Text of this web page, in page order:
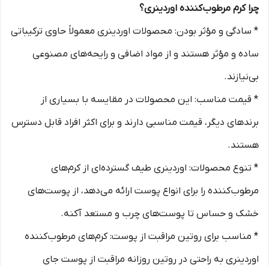
چرا کرم مرطوب‌کننده اوردینری؟
* سادگی و مؤثر بودن: محصولات اوردینری معمولاً حاوی ترکیباتی
ساده و مؤثر هستند و از مواد اضافی و رایحه‌های مصنوعی
بی‌نیازند.
* قیمت مناسب: این محصولات در مقایسه با بسیاری از
برندهای دیگر، قیمت مناسبی دارند و برای اکثر افراد قابل دسترس
هستند.
* تنوع محصولات: اوردینری طیف گسترده‌ای از کرم‌های
مرطوب‌کننده را برای انواع پوست ارائه می‌دهد، از پوست‌های
خشک و حساس تا پوست‌های چرب و مستعد آکنه.
* مناسب برای روتین مراقبت از پوست: کرم‌های مرطوب‌کننده
اوردینری به راحتی در روتین روزانه مراقبت از پوست جای